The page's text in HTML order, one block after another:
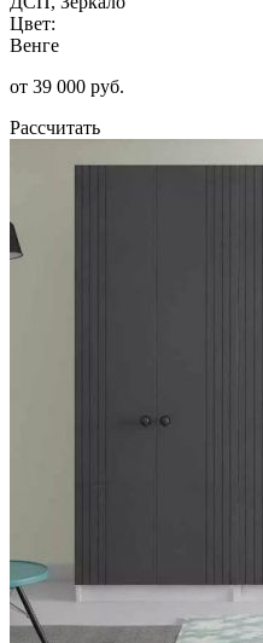
Цвет:
Венге
от 39 000 руб.
Рассчитать